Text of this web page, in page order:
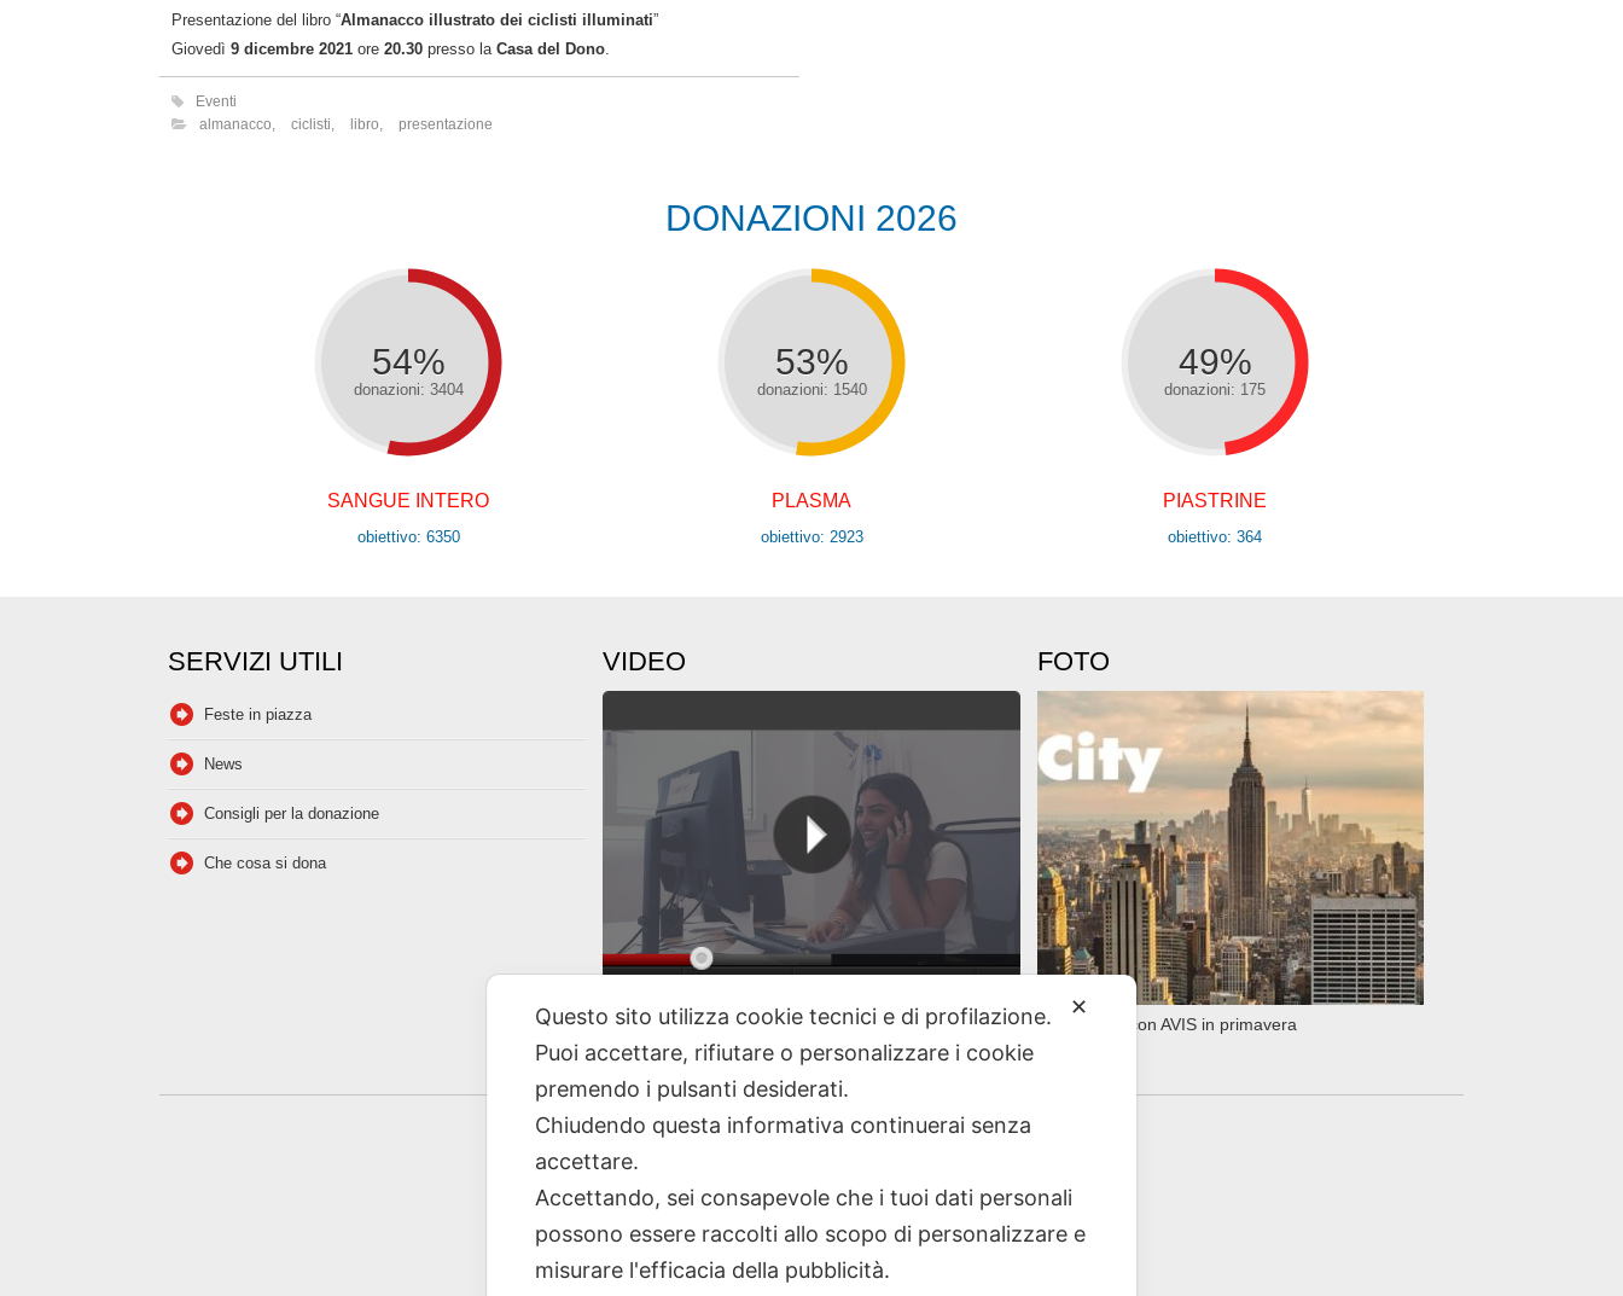
Presentazione del libro “Almanacco illustrato dei ciclisti illuminati”
Giovedì 9 dicembre 2021 ore 20.30 presso la Casa del Dono.
Eventi
almanacco
ciclisti libro presentazione
DONAZIONI 2026
54%
donazioni: 3404
SANGUE INTERO
obiettivo: 6350
53%
donazioni: 1540
PLASMA
obiettivo: 2923
49%
donazioni: 175
PIASTRINE
obiettivo: 364
SERVIZI UTILI
Feste in piazza
News
Consigli per la donazione
Che cosa si dona
VIDEO
Vai al nostro canale Youtube
FOTO
A New York con AVIS in primavera
✕
Questo sito utilizza cookie tecnici e di profilazione.
Puoi accettare, rifiutare o personalizzare i cookie
premendo i pulsanti desiderati.
Chiudendo questa informativa continuerai senza
accettare.
Accettando, sei consapevole che i tuoi dati personali
possono essere raccolti allo scopo di personalizzare e
misurare l'efficacia della pubblicità.